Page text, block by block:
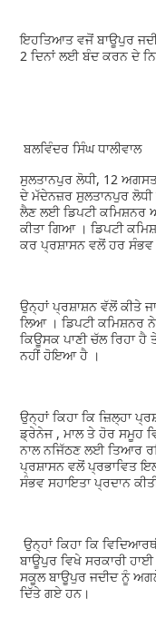
ਇਹਤਿਆਤ ਵਜੋਂ ਬਾਊਪੁਰ
2 ਦਿਨਾਂ ਲਈ ਬੰਦ ਕਰਨ ਦੇ
ਬਲਵਿੰਦਰ ਸਿੰਘ ਧਾਲੀਵਾਲ
ਸੁਲਤਾਨਪੁਰ ਲੋਧੀ, 12
ਦੇ ਮੱਦੇਨਜ਼ਰ ਸੁਲਤਾਨਪੁਰ ਲੋਧੀ
ਲੈਣ ਲਈ ਡਿਪਟੀ ਕਮਿਸ਼ਨਰ
ਕੀਤਾ ਗਿਆ । ਡਿਪਟੀ
ਕਰ ਪ੍ਰਸ਼ਾਸਨ ਵਲੋਂ ਹਰ
ਉਨ੍ਹਾਂ ਪ੍ਰਸ਼ਾਸ਼ਨ ਵੱਲੋਂ ਕੀਤੇ
ਲਿਆ । ਡਿਪਟੀ ਕਮਿਸ਼ਨਰ
ਕਿਊਸਕ ਪਾਣੀ ਚੱਲ ਰਿਹਾ ਹੈ
ਨਹੀਂ ਹੋਇਆ ਹੈ ।
ਉਨ੍ਹਾਂ ਕਿਹਾ ਕਿ ਜ਼ਿਲ੍ਹਾ
ਡ੍ਰੇਨੇਜ , ਮਾਲ ਤੇ ਹੋਰ ਸਮੂਹ
ਨਾਲ ਨਜਿੱਠਣ ਲਈ ਤਿਆਰ
ਪ੍ਰਸ਼ਾਸਨ ਵਲੋਂ ਪ੍ਰਭਾਵਿਤ
ਸੰਭਵ ਸਹਾਇਤਾ ਪ੍ਰਦਾਨ
ਉਨ੍ਹਾਂ ਕਿਹਾ ਕਿ
ਬਾਊਪੁਰ ਵਿਖੇ ਸਰਕਾਰੀ
ਸਕੂਲ ਬਾਊਪੁਰ ਜਦੀਦ ਨੂੰ
ਦਿੱਤੇ ਗਏ ਹਨ।